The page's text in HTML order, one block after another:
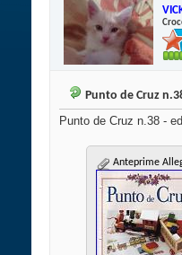
Punto de Cruz
Punto de Cruz n.38 -
Anteprime